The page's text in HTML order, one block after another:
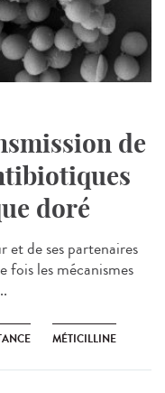
de
doré
et de ses partenaires
fois les mécanismes
MÉTICILLINE